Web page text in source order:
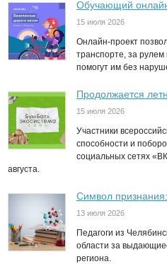
Обучающий
15 июля 2026
Онлайн-проект
транспорте, за рулем
помогут им без
Продолжается
15 июля 2026
Участники
способности и
социальных сетях
августа.
Символ признания:
13 июля 2026
Педагоги из
области за
региона.